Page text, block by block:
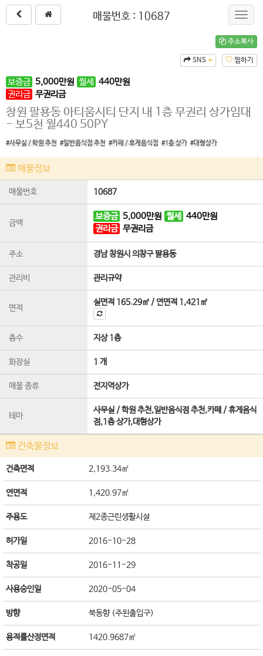
매물번호 : 10687
주소복사
찜하기
SNS
보증금 5,000만원 월세 440만원
권리금 무권리금
창원 팔용동 아티움시티 단지 내 1층 무권리 상가임대
- 보5천 월440 50PY
#사무실 / 학원 추천 #일반음식점 추천 #카페 / 휴게음식점 #1층 상가 #대형상가
매물정보
매물번호 10687
금액
보증금 5,000만원 월세 440만원
권리금 무권리금
주소 경남 창원시 의창구 팔용동
관리비 관리규약
면적
실면적 165.29㎡ /연면적 1,421㎡
층수 지상 1층
화장실 1 개
매물 종류 전지역상가
테마
사무실 / 학원 추천,일반음식점 추천,카페 / 휴게음식
점,1층 상가,대형상가
건축물정보
건축면적 2,193.34㎡
연면적 1,420.97㎡
주용도 제2종근린생활시설
허가일 2016-10-28
착공일 2016-11-29
사용승인일 2020-05-04
방향 북동향 (주된출입구)
용적률산정면적 1420.9687㎡